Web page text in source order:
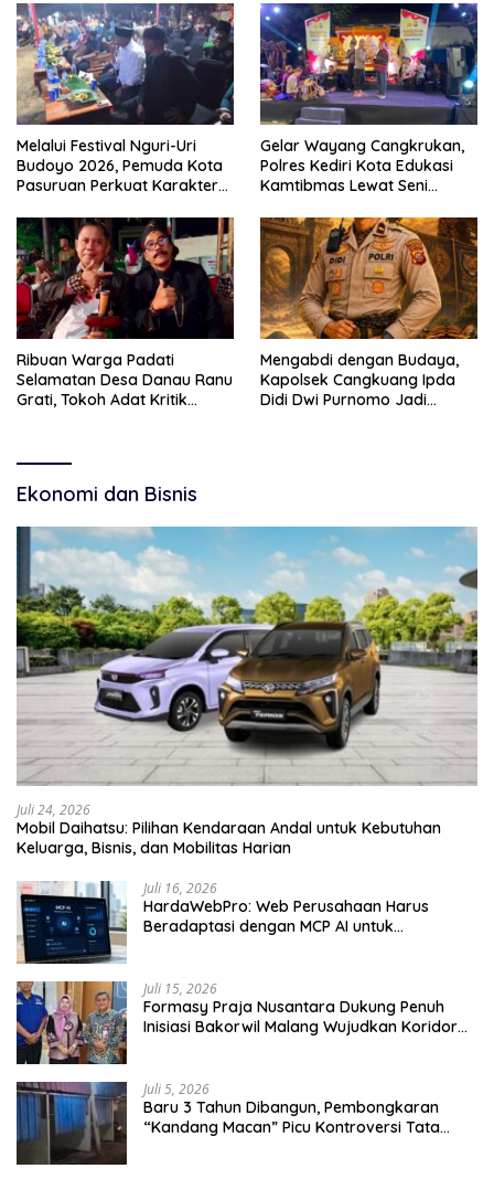
Melalui Festival Nguri-Uri
Budoyo 2026, Pemuda Kota
Pasuruan Perkuat Karakter
Narkoba
Gelar Wayang Cangkrukan,
Polres Kediri Kota Edukasi
Kamtibmas Lewat Seni
Ribuan Warga Padati
Selamatan Desa Danau Ranu
Grati, Tokoh Adat Kritik
Mengabdi dengan Budaya,
Kapolsek Cangkuang Ipda
Didi Dwi Purnomo Jadi
Ekonomi dan Bisnis
Juli 24, 2026
Mobil Daihatsu: Pilihan Kendaraan Andal untuk Kebutuhan
Keluarga, Bisnis, dan Mobilitas Harian
Juli 16, 2026
HardaWebPro: Web Perusahaan Harus
Beradaptasi dengan MCP AI untuk
Juli 15, 2026
Formasy Praja Nusantara Dukung Penuh
Inisiasi Bakorwil Malang Wujudkan Koridor
Juli 5, 2026
Baru 3 Tahun Dibangun, Pembongkaran
“Kandang Macan” Picu Kontroversi Tata